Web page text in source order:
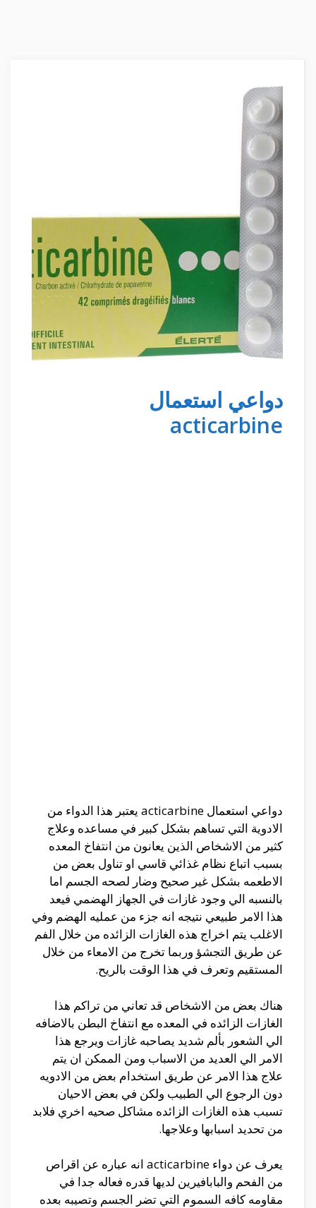
دواعي استعمال
acticarbine
دواعي استعمال acticarbine يعتبر هذا الدواء من
الادوية التي تساهم بشكل كبير في مساعده وعلاج
كثير من الاشخاص الذين يعانون من انتفاخ المعده
بسبب اتباع نظام غذائي قاسي او تناول بعض من
الاطعمه بشكل غير صحيح وضار لصحه الجسم اما
بالنسبه الي وجود غازات في الجهاز الهضمي فيعد
هذا الامر طبيعي نتيجه انه جزء من عمليه الهضم وفي
الاغلب يتم اخراج هذه الغازات الزائده من خلال الفم
عن طريق التجشؤ وربما تخرج من الامعاء من خلال
المستقيم وتعرف في هذا الوقت بالريح.
هناك بعض من الاشخاص قد تعاني من تراكم هذا
الغازات الزائده في المعده مع انتفاخ البطن بالاضافه
الي الشعور بألم شديد يصاحبه غازات ويرجع هذا
الامر الي العديد من الاسباب ومن الممكن ان يتم
علاج هذا الامر عن طريق استخدام بعض من الادويه
دون الرجوع الي الطبيب ولكن في بعض الاحيان
تسبب هذه الغازات الزائده مشاكل صحيه اخري فلابد
من تحديد اسبابها وعلاجها.
يعرف عن دواء acticarbine انه عباره عن اقراص
من الفحم والبابافيرين لديها قدره فعاله جدا في
مقاومه كافه السموم التي تضر الجسم وتصيبه بعده